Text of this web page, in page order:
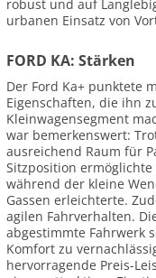
robust und auf
urbanen Einsatz von
FORD KA: Stärken
Der Ford Ka+ punktete
Eigenschaften, die ihn
Kleinwagensegment
war bemerkenswert:
ausreichend Raum für
Sitzposition
während der kleine
Gassen erleichterte.
agilen Fahrverhalten.
abgestimmte Fahrwerk
Komfort zu
hervorragende Preis-